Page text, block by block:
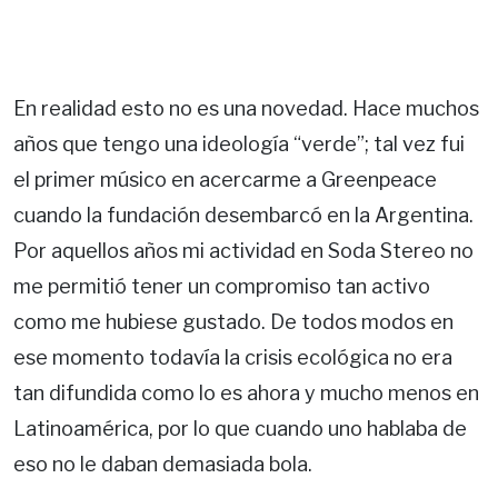
En realidad esto no es una novedad. Hace muchos
años que tengo una ideología “verde”; tal vez fui
el primer músico en acercarme a Greenpeace
cuando la fundación desembarcó en la Argentina.
Por aquellos años mi actividad en Soda Stereo no
me permitió tener un compromiso tan activo
como me hubiese gustado. De todos modos en
ese momento todavía la crisis ecológica no era
tan difundida como lo es ahora y mucho menos en
Latinoamérica, por lo que cuando uno hablaba de
eso no le daban demasiada bola.